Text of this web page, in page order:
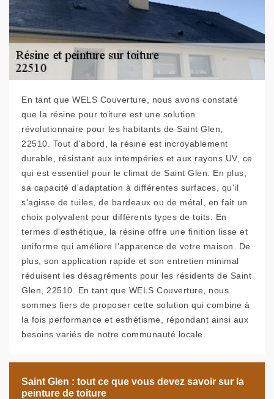
En tant que WELS Couverture, nous avons constaté
que la résine pour toiture est une solution
révolutionnaire pour les habitants de Saint Glen,
22510. Tout d'abord, la résine est incroyablement
durable, résistant aux intempéries et aux rayons UV, ce
qui est essentiel pour le climat de Saint Glen. En plus,
sa capacité d'adaptation à différentes surfaces, qu'il
s'agisse de tuiles, de bardeaux ou de métal, en fait un
choix polyvalent pour différents types de toits. En
termes d'esthétique, la résine offre une finition lisse et
uniforme qui améliore l'apparence de votre maison. De
plus, son application rapide et son entretien minimal
réduisent les désagréments pour les résidents de Saint
Glen, 22510. En tant que WELS Couverture, nous
sommes fiers de proposer cette solution qui combine à
la fois performance et esthétisme, répondant ainsi aux
besoins variés de notre communauté locale.
Saint Glen : tout ce que vous devez savoir sur la
peinture de toiture